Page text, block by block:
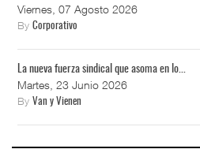
Viernes, 07 Agosto 2026
By Corporativo
La nueva fuerza sindical que asoma en lo...
Martes, 23 Junio 2026
By Van y Vienen